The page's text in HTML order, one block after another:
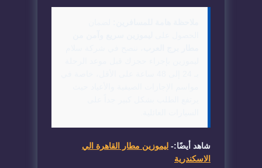
شاهد أيضًا:- ليموزين مطار القاهرة الي
الاسكندرية